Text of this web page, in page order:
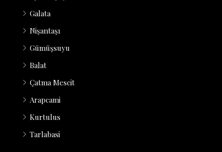
Galata
Nişantaşı
Gümüşsuyu
Balat
Çatma Mescit
Arapcami
Kurtulus
Tarlabasi